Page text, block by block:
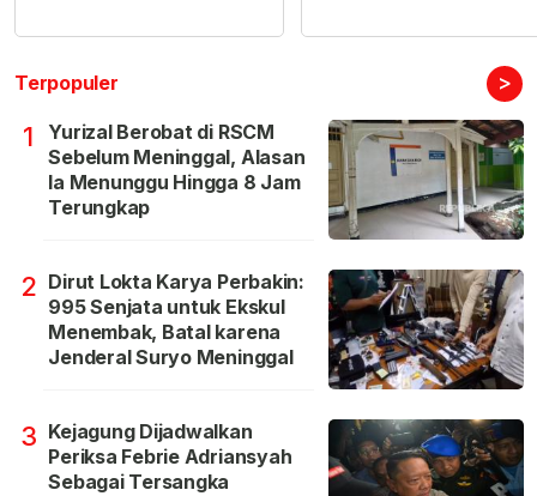
Terpopuler >
1
Yurizal Berobat di RSCM
Sebelum Meninggal, Alasan
Ia Menunggu Hingga 8 Jam
Terungkap
2 Dirut Lokta Karya Perbakin:
995 Senjata untuk Ekskul
Menembak, Batal karena
Jenderal Suryo Meninggal
3 Kejagung Dijadwalkan
Periksa Febrie Adriansyah
Sebagai Tersangka